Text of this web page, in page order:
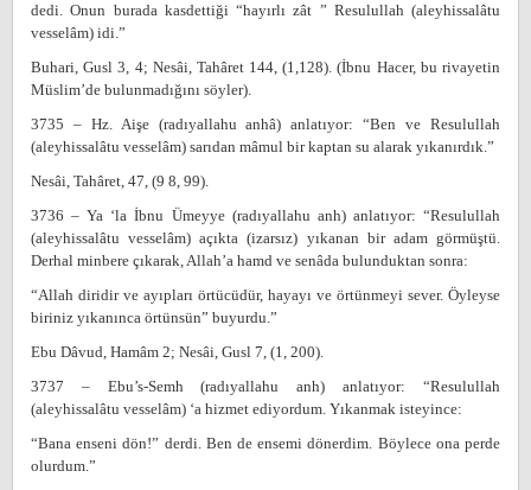
dedi. Onun burada kasdettiği “hayırlı zât ” Resulullah (aleyhissalâtu
vesselâm) idi.”
Buhari, Gusl 3, 4; Nesâi, Tahâret 144, (1,128). (İbnu Hacer, bu rivayetin
Müslim’de bulunmadığını söyler).
3735 – Hz. Aişe (radıyallahu anhâ) anlatıyor: “Ben ve Resulullah
(aleyhissalâtu vesselâm) sarıdan mâmul bir kaptan su alarak yıkanırdık.”
Nesâi, Tahâret, 47, (9 8, 99).
3736 – Ya ‘la İbnu Ümeyye (radıyallahu anh) anlatıyor: “Resulullah
(aleyhissalâtu vesselâm) açıkta (izarsız) yıkanan bir adam görmüştü.
Derhal minbere çıkarak, Allah’a hamd ve senâda bulunduktan sonra:
“Allah diridir ve ayıpları örtücüdür, hayayı ve örtünmeyi sever. Öyleyse
biriniz yıkanınca örtünsün” buyurdu.”
Ebu Dâvud, Hamâm 2; Nesâi, Gusl 7, (1, 200).
3737 – Ebu’s-Semh (radıyallahu anh) anlatıyor: “Resulullah
(aleyhissalâtu vesselâm) ‘a hizmet ediyordum. Yıkanmak isteyince:
“Bana enseni dön!” derdi. Ben de ensemi dönerdim. Böylece ona perde
olurdum.”